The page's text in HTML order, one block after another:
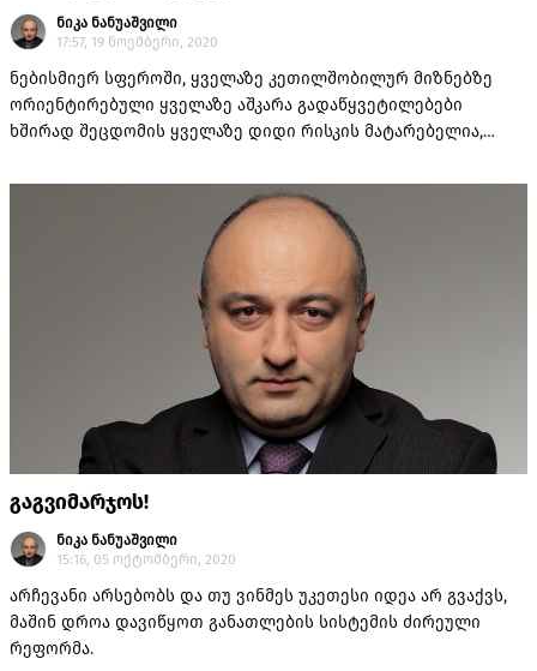
ნიკა ნანუაშვილი
17:57, 19 ნოემბერი, 2020
ნებისმიერ სფეროში, ყველაზე კეთილშობილურ მიზნებზე
ორიენტირებული ყველაზე აშკარა გადაწყვეტილებები
ხშირად შეცდომის ყველაზე დიდი რისკის მატარებელია,
ჰყავთ.
გაგვიმარჯოს!
ნიკა ნანუაშვილი
15:16, 05 ოქტომბერი, 2020
არჩევანი არსებობს და თუ ვინმეს უკეთესი იდეა არ გვაქვს,
მაშინ დროა დავიწყოთ განათლების სისტემის ძირეული
რეფორმა.